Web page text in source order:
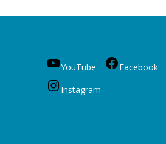
YouTube
Facebook
Instagram